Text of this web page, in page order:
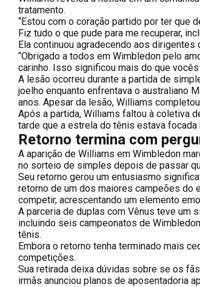
tratamento.
“Estou com o coração partido por ter que
Fiz tudo o que pude para me recuperar,
Ela continuou agradecendo aos
“Obrigado a todos em Wimbledon pelo
carinho. Isso significou mais do que vocês
A lesão ocorreu durante a partida de
joelho enquanto enfrentava o australiano
anos. Apesar da lesão, Williams
Após a partida, Williams faltou à coletiva
tarde que a estrela do tênis estava focada
Retorno termina com
A aparição de Williams em Wimbledon
no sorteio de simples depois de passar
Seu retorno gerou um entusiasmo
retorno de um dos maiores campeões do
competir, acrescentando um elemento
A parceria de duplas com Vênus teve um
incluindo seis campeonatos de
tênis.
Embora o retorno tenha terminado mais
competições.
Sua retirada deixa dúvidas sobre se os
irmãs anunciou planos de aposentadoria